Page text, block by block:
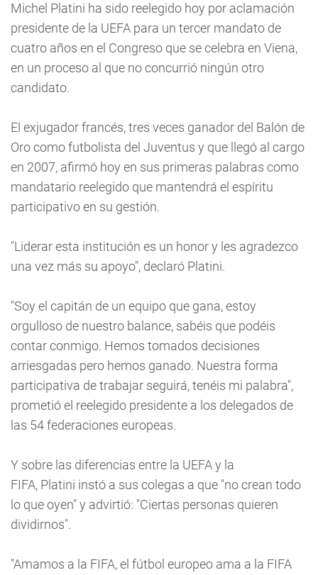
Michel Platini ha sido reelegido hoy por aclamación
presidente de la UEFA para un tercer mandato de
cuatro años en el Congreso que se celebra en Viena,
en un proceso al que no concurrió ningún otro
candidato.
El exjugador francés, tres veces ganador del Balón de
Oro como futbolista del Juventus y que llegó al cargo
en 2007, afirmó hoy en sus primeras palabras como
mandatario reelegido que mantendrá el espíritu
participativo en su gestión.
"Liderar esta institución es un honor y les agradezco
una vez más su apoyo", declaró Platini.
"Soy el capitán de un equipo que gana, estoy
orgulloso de nuestro balance, sabéis que podéis
contar conmigo. Hemos tomados decisiones
arriesgadas pero hemos ganado. Nuestra forma
participativa de trabajar seguirá, tenéis mi palabra",
prometió el reelegido presidente a los delegados de
las 54 federaciones europeas.
Y sobre las diferencias entre la UEFA y la
FIFA, Platini instó a sus colegas a que "no crean todo
lo que oyen" y advirtió: "Ciertas personas quieren
dividirnos".
"Amamos a la FIFA, el fútbol europeo ama a la FIFA